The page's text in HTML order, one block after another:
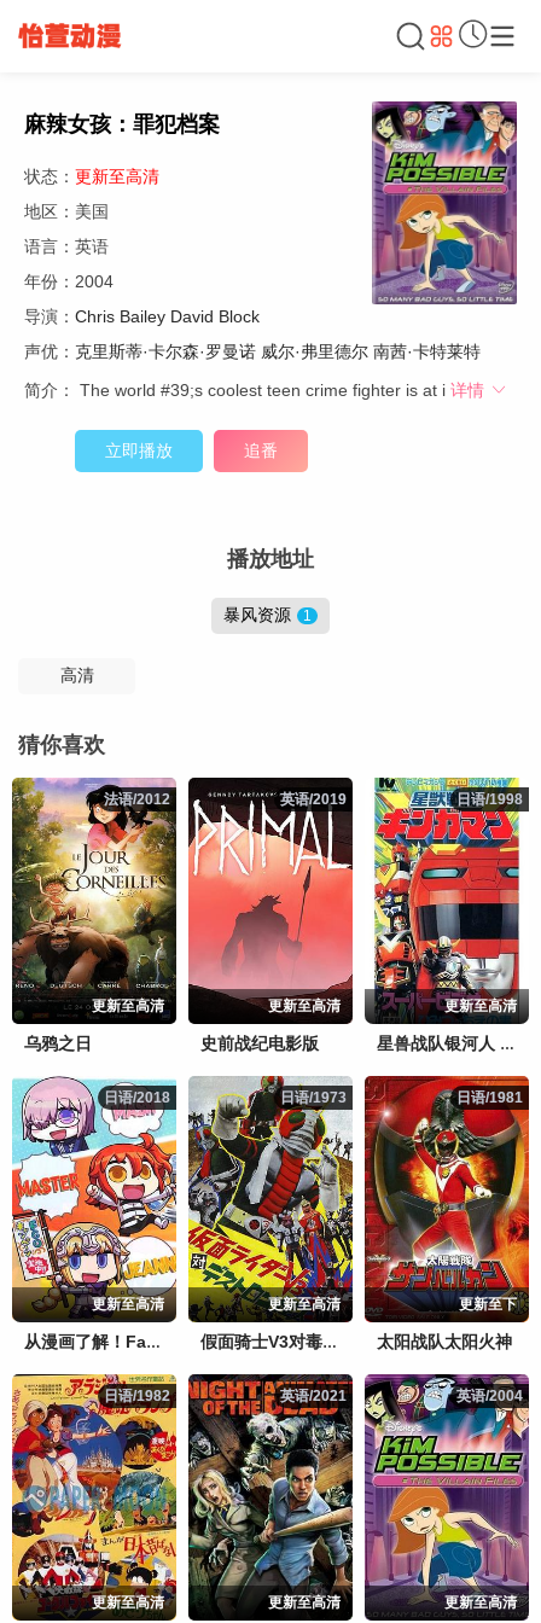
麻辣女孩：罪犯档案
状态： 更新至高清
地区：美国
语言：英语
年份：2004
导演： Chris Bailey David Block
声优： 克里斯蒂·卡尔森·罗曼诺 威尔·弗里德尔 南茜·卡特莱特
简介：
The world #39;s coolest teen crime fighter is at i 详情
立即播放 追番
播放地址
暴风资源 1
高清
猜你喜欢
法语/2012
法语/2012
更新至高清
乌鸦之日
英语/2019
英语/2019
更新至高清
史前战纪电影版
日语/1998
日语/1998
更新至高清
星兽战队银河人 剧场版
日语/2018
日语/2018
更新至高清
从漫画了解！Fate/Grand Order
日语/1973
日语/1973
更新至高清
假面骑士V3对毒蝎帮怪人
日语/1981
日语/1981
更新至下
太阳战队太阳火神
日语/1982
日语/1982
更新至高清
英语/2021
英语/2021
更新至高清
英语/2004
英语/2004
更新至高清